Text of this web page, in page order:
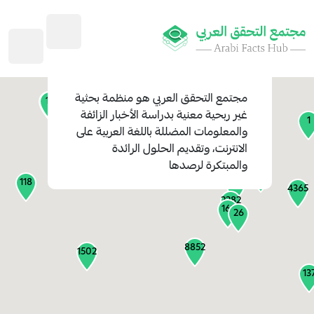
8852
127
45
2282
4365
1502
118
1113
26
1
161
مجتمع التحقق العربيهو منظمة بحثية
غير ربحية معنية بدراسة الأخبار الزائفة
والمعلومات المضللة باللغة العربية على
الانترنت، وتقديم الحلول الرائدة
والمبتكرة لرصدها